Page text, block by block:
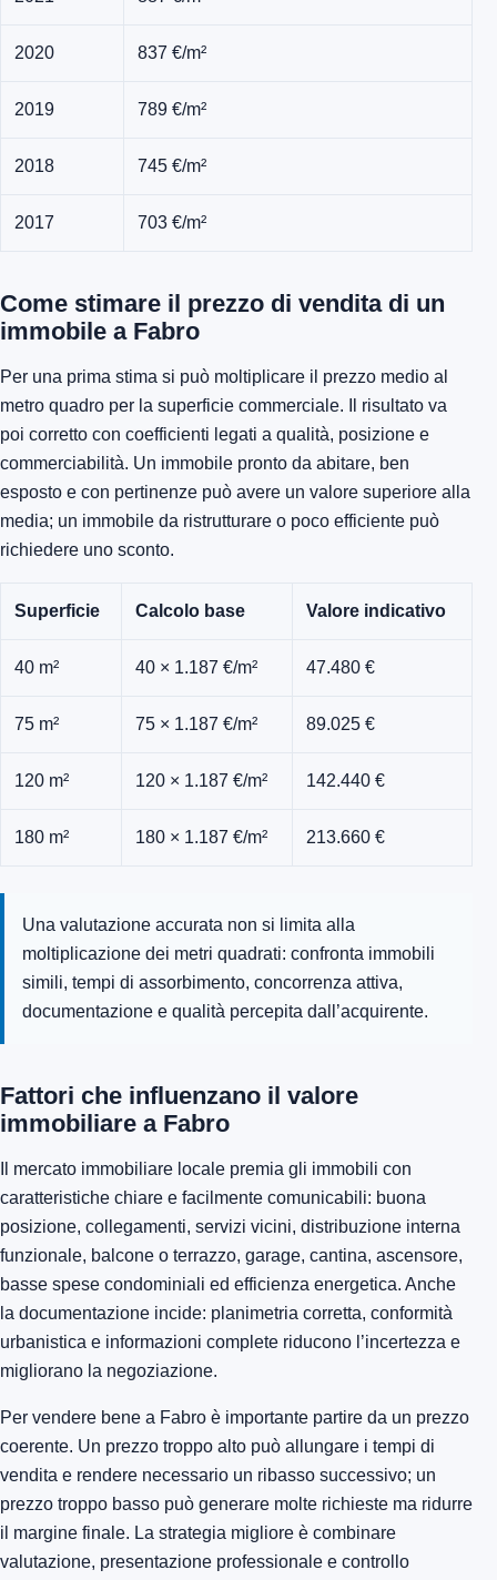
2020 837 €/m²
2019 789 €/m²
2018 745 €/m²
2017 703 €/m²
Come stimare il prezzo di vendita di un
immobile a Fabro
Per una prima stima si può moltiplicare il prezzo medio al
metro quadro per la superficie commerciale. Il risultato va
poi corretto con coefficienti legati a qualità, posizione e
commerciabilità. Un immobile pronto da abitare, ben
esposto e con pertinenze può avere un valore superiore alla
media; un immobile da ristrutturare o poco efficiente può
richiedere uno sconto.
Superficie Calcolo base Valore indicativo
40 m² 40 × 1.187 €/m² 47.480 €
75 m² 75 × 1.187 €/m² 89.025 €
120 m² 120 × 1.187 €/m² 142.440 €
180 m² 180 × 1.187 €/m² 213.660 €
Una valutazione accurata non si limita alla
moltiplicazione dei metri quadrati: confronta immobili
simili, tempi di assorbimento, concorrenza attiva,
documentazione e qualità percepita dall’acquirente.
Fattori che influenzano il valore
immobiliare a Fabro
Il mercato immobiliare locale premia gli immobili con
caratteristiche chiare e facilmente comunicabili: buona
posizione, collegamenti, servizi vicini, distribuzione interna
funzionale, balcone o terrazzo, garage, cantina, ascensore,
basse spese condominiali ed efficienza energetica. Anche
la documentazione incide: planimetria corretta, conformità
urbanistica e informazioni complete riducono l’incertezza e
migliorano la negoziazione.
Per vendere bene a Fabro è importante partire da un prezzo
coerente. Un prezzo troppo alto può allungare i tempi di
vendita e rendere necessario un ribasso successivo; un
prezzo troppo basso può generare molte richieste ma ridurre
il margine finale. La strategia migliore è combinare
valutazione, presentazione professionale e controllo